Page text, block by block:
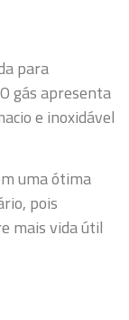
para
gás apresenta
e inoxidável
uma ótima
pois
mais vida útil